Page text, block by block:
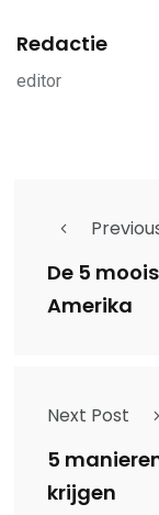
Redactie
editor
De 5
Amerika
Next Post
5
krijgen